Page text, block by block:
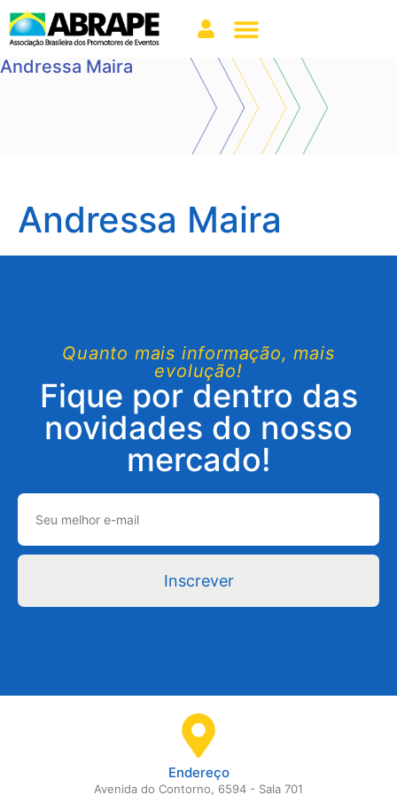
Andressa Maira
Andressa Maira
Quanto mais informação, mais
evolução!
Fique por dentro das
novidades do nosso
mercado!
Inscrever
Endereço
Avenida do Contorno, 6594 - Sala 701